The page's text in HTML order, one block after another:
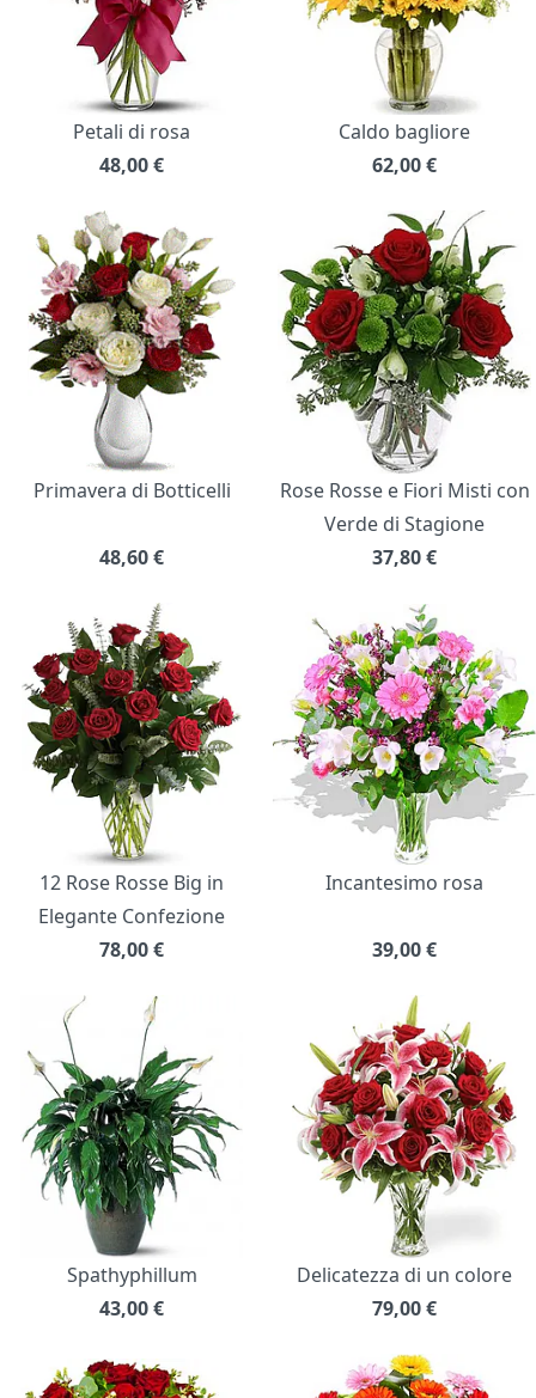
Petali di rosa
48,00€
Caldo bagliore
62,00€
Primavera di Botticelli
48,60€
Rose Rosse e Fiori Misti con
Verde di Stagione
37,80€
12 Rose Rosse Big in
Elegante Confezione
78,00€
Incantesimo rosa
39,00€
Spathyphillum
43,00€
Delicatezza di un colore
79,00€